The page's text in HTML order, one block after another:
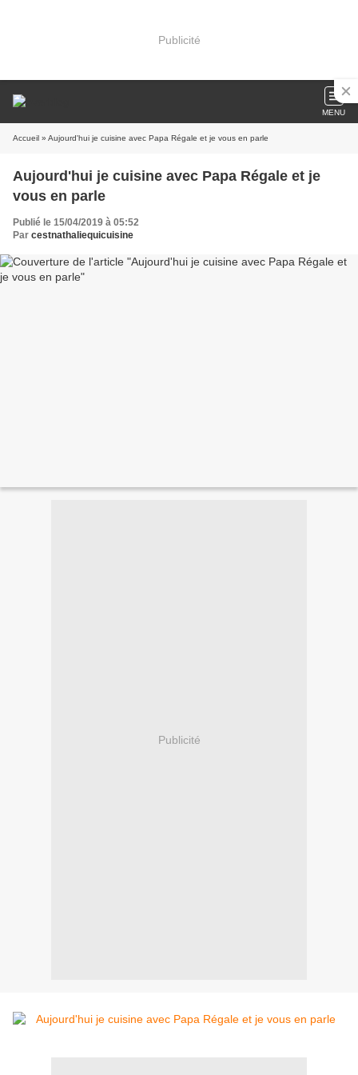
Publicité
MENU
Accueil » Aujourd'hui je cuisine avec Papa Régale et je vous en parle
Aujourd'hui je cuisine avec Papa Régale et je
vous en parle
Publié le 15/04/2019 à 05:52
Par cestnathaliequicuisine
Publicité